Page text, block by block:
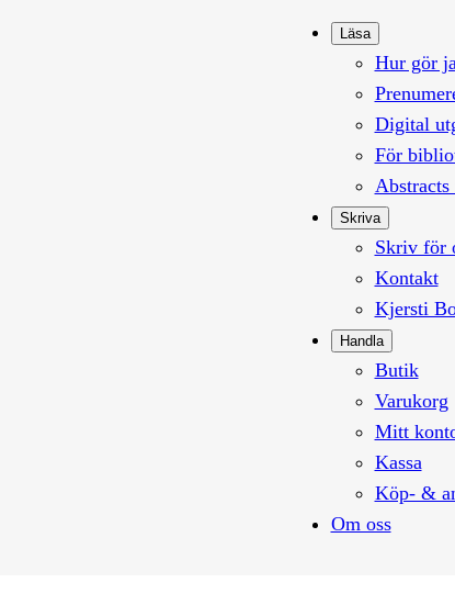
Läsa
Hur gör
Digital
För
Skriva
Skriv för
Kontakt
Kjersti
Handla
Butik
Varukorg
Mitt
Kassa
Köp- &
Om oss